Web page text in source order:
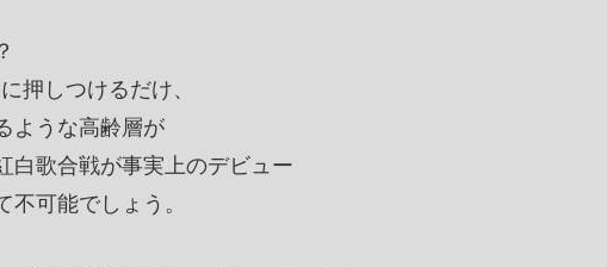
押しつけるだけ、
ような高齢層が
白歌合戦が事実上のデビュー
可能でしょう。